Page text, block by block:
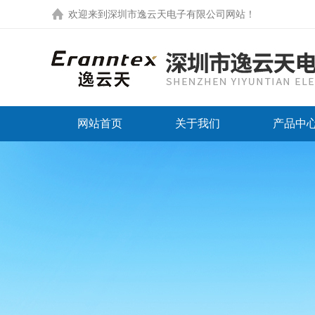
欢迎来到 深圳市逸云天电子有限公司网站 ！
网站首页 关于我们 产品中